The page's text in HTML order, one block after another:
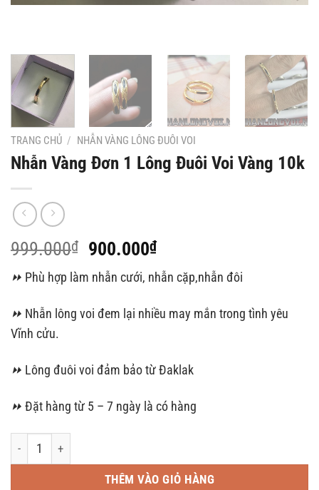
TRANG CHỦ / NHẪN VÀNG LÔNG ĐUÔI VOI
Nhẫn Vàng Đơn 1 Lông Đuôi Voi Vàng 10k
999.000₫
Giá
gốc
là:
999.000₫.
900.000₫Giá
hiện
tại
là:
900.000₫.
⏩ Phù hợp làm nhẫn cưới, nhẫn cặp,nhẫn đôi
⏩ Nhẫn lông voi đem lại nhiều may mắn trong tình yêu
Vĩnh cửu.
⏩ Lông đuôi voi đảm bảo từ Đaklak
⏩ Đặt hàng từ 5 – 7 ngày là có hàng
Nhẫn Vàng Đơn 1 Lông Đuôi Voi Vàng 10k số lượng
THÊM VÀO GIỎ HÀNG